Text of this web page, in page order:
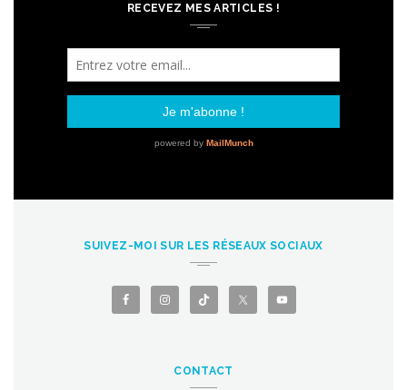
RECEVEZ MES ARTICLES !
SUIVEZ-MOI SUR LES RÉSEAUX SOCIAUX
CONTACT